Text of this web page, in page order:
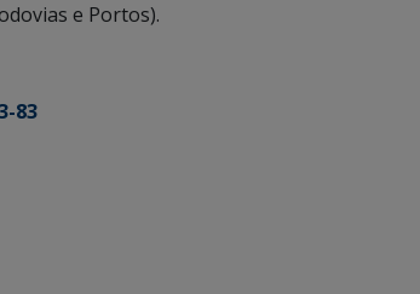
e Portos).
83